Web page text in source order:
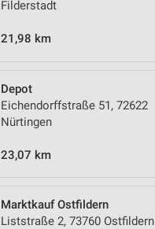
Filderstadt
21,98 km
Depot
Eichendorffstraße 51, 72622
Nürtingen
23,07 km
Marktkauf Ostfildern
Liststraße 2, 73760 Ostfildern